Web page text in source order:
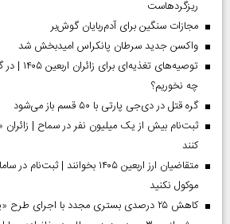
ریزگردهاست
مجازات سنگین برای آدم‌ربایان گوش‌بر
واکسن جدید سرطان پانکراس امیدبخش شد
توصیه‌های
چه نخوریم؟
گره قتل در دی‌جی پارتی با ۵۰ قسم باز می‌شود
ثبت‌نام بیش از یک میلیون نفر در سماح | زائران
کنند
متقاضیان ارز اربعین ۱۴۰۵ بخوانند
موکول نکنید
کاهش ۲۵ درصدی بستری مجدد با اجرای طرح